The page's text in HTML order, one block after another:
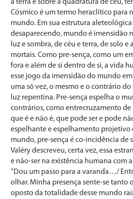
a terra e sobre a quadratura de céu,
Cósmico é um termo heraclítico para
mundo. Em sua estrutura
desaparecendo, mundo é imensidão
luz e sombra, de céu e terra, de solo e
mortais. Como pre-sença, como um
fora e além de si dentro de si, a vida
esse jogo da imensidão do mundo
uma só vez, o mesmo e o contrário
luz repentina. Pre-sença espelha o
contrários, como entrecruzamento de
que é e não é, que pode ser e pode
espelhante e espelhamento projetivo
mundo, pre-sença é co-incidência de
Valéry descreveu, certa vez, essa
e não-ser na existência humana com
”Dou um passo para a varanda…/
olhar. Minha presença sente-se tanto
oposto da totalidade desse mundo